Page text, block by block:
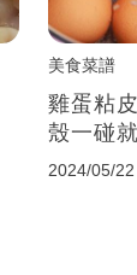
美食菜譜
雞蛋粘
殼一碰
2024/05/22